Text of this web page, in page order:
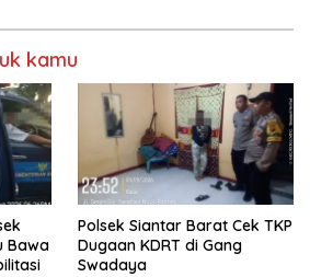
kamu
Bawa
Polsek Siantar Barat Cek TKP
Dugaan KDRT di Gang
Swadaya